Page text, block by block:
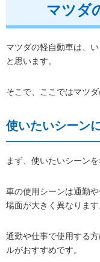
マツダ
マツダの軽自動車は、
と思います。
そこで、ここではマツ
使いたいシーン
まず、使いたいシーン
車の使用シーンは通勤
場面が大きく異なります
通勤や仕事で使用する
ルがおすすめです。